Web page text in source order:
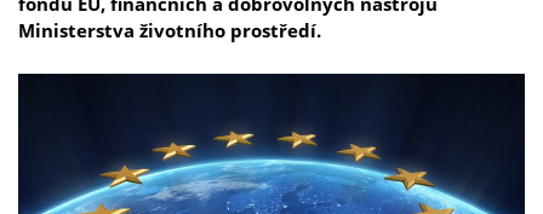
Ministerstva životního prostředí.